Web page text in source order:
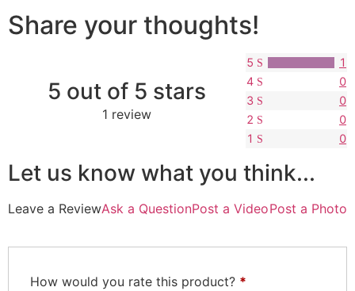
Share your thoughts!
5 out of 5 stars
1 review
5
1
4
0
3
0
2
0
1
0
Let us know what you think...
Leave a ReviewAsk a QuestionPost a VideoPost a Photo
How would you rate this product? *